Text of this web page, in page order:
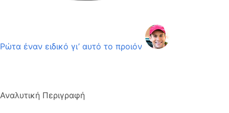
Ρώτα έναν ειδικό γι’ αυτό το προιόν
Αναλυτική Περιγραφή